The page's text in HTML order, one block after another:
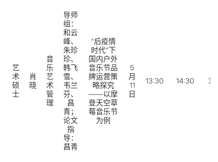
艺
术
硕
士
肖
晓
音
乐
艺
术
管
理
导师
组：
和云
峰、
朱珍
珍、
韩飞
雪、
韦兰
芬、
昌
青；
论文
指
导：
昌青
“后疫情
时代”下
国内户外
音乐节品
牌运营策
略探究
——以摩
登天空草
莓音乐节
为例
5
月
11
日
13:30 14:30